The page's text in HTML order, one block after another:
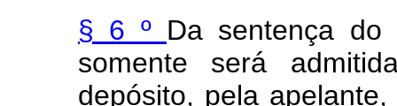
§ 6 º Da sentença
somente será
depósito, pela